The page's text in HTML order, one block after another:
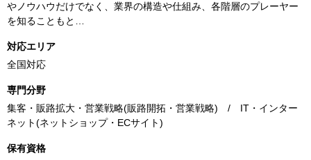
やノウハウだけでなく、業界の構造や仕組み、各階層のプレーヤー
を知ることもと…
対応エリア
全国対応
専門分野
集客・販路拡大・営業戦略(販路開拓・営業戦略) / IT・インター
ネット(ネットショップ・ECサイト)
保有資格